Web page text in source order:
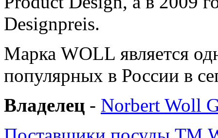
Designpreis.
Марка WOLL является
популярных в России в
Владелец - Norbert Woll